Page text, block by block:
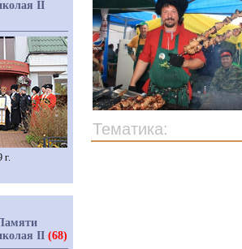
Тематика:
II
г.
II (68)